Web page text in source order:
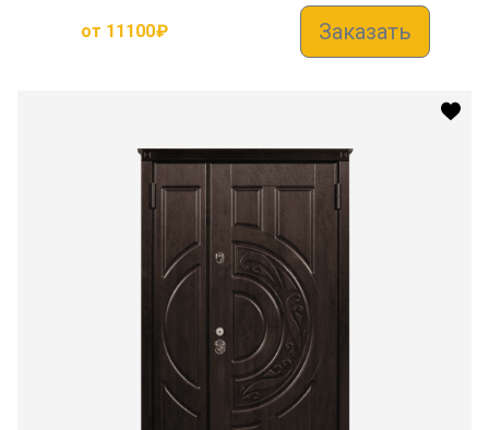
от 11100₽ Заказать